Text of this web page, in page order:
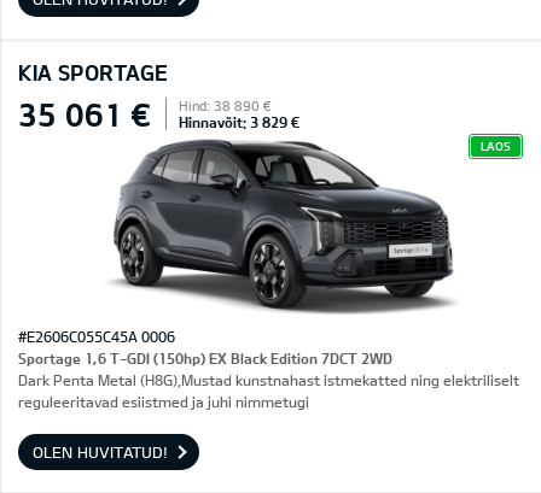
KIA SPORTAGE
35 061 € Hind: 38 890 €
Hinnavõit: 3 829 €
LAOS
#E2606C055C45A 0006
Sportage 1,6 T-GDI (150hp) EX Black Edition 7DCT 2WD
Dark Penta Metal (H8G),Mustad kunstnahast istmekatted ning elektriliselt
reguleeritavad esiistmed ja juhi nimmetugi
OLEN HUVITATUD!